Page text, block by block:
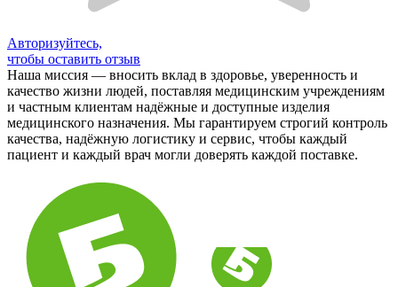
Авторизуйтесь,
чтобы оставить отзыв
Наша миссия — вносить вклад в здоровье, уверенность и
качество жизни людей, поставляя медицинским учреждениям
и частным клиентам надёжные и доступные изделия
медицинского назначения. Мы гарантируем строгий контроль
качества, надёжную логистику и сервис, чтобы каждый
пациент и каждый врач могли доверять каждой поставке.